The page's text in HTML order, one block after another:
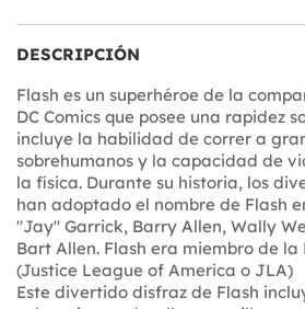
DESCRIPCIÓN
Flash es un superhéroe de la
DC Comics que posee una rapidez
incluye la habilidad de correr a
sobrehumanos y la capacidad de
la física. Durante su historia, los
han adoptado el nombre de Flash
"Jay" Garrick, Barry Allen, Wally
Bart Allen. Flash era miembro de
(Justice League of America o JLA )
Este divertido disfraz de Flash